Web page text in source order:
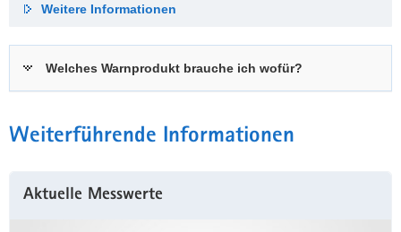
Weitere Informationen
Welches Warnprodukt brauche ich wofür?
Weiterführende Informationen
Aktuelle Messwerte